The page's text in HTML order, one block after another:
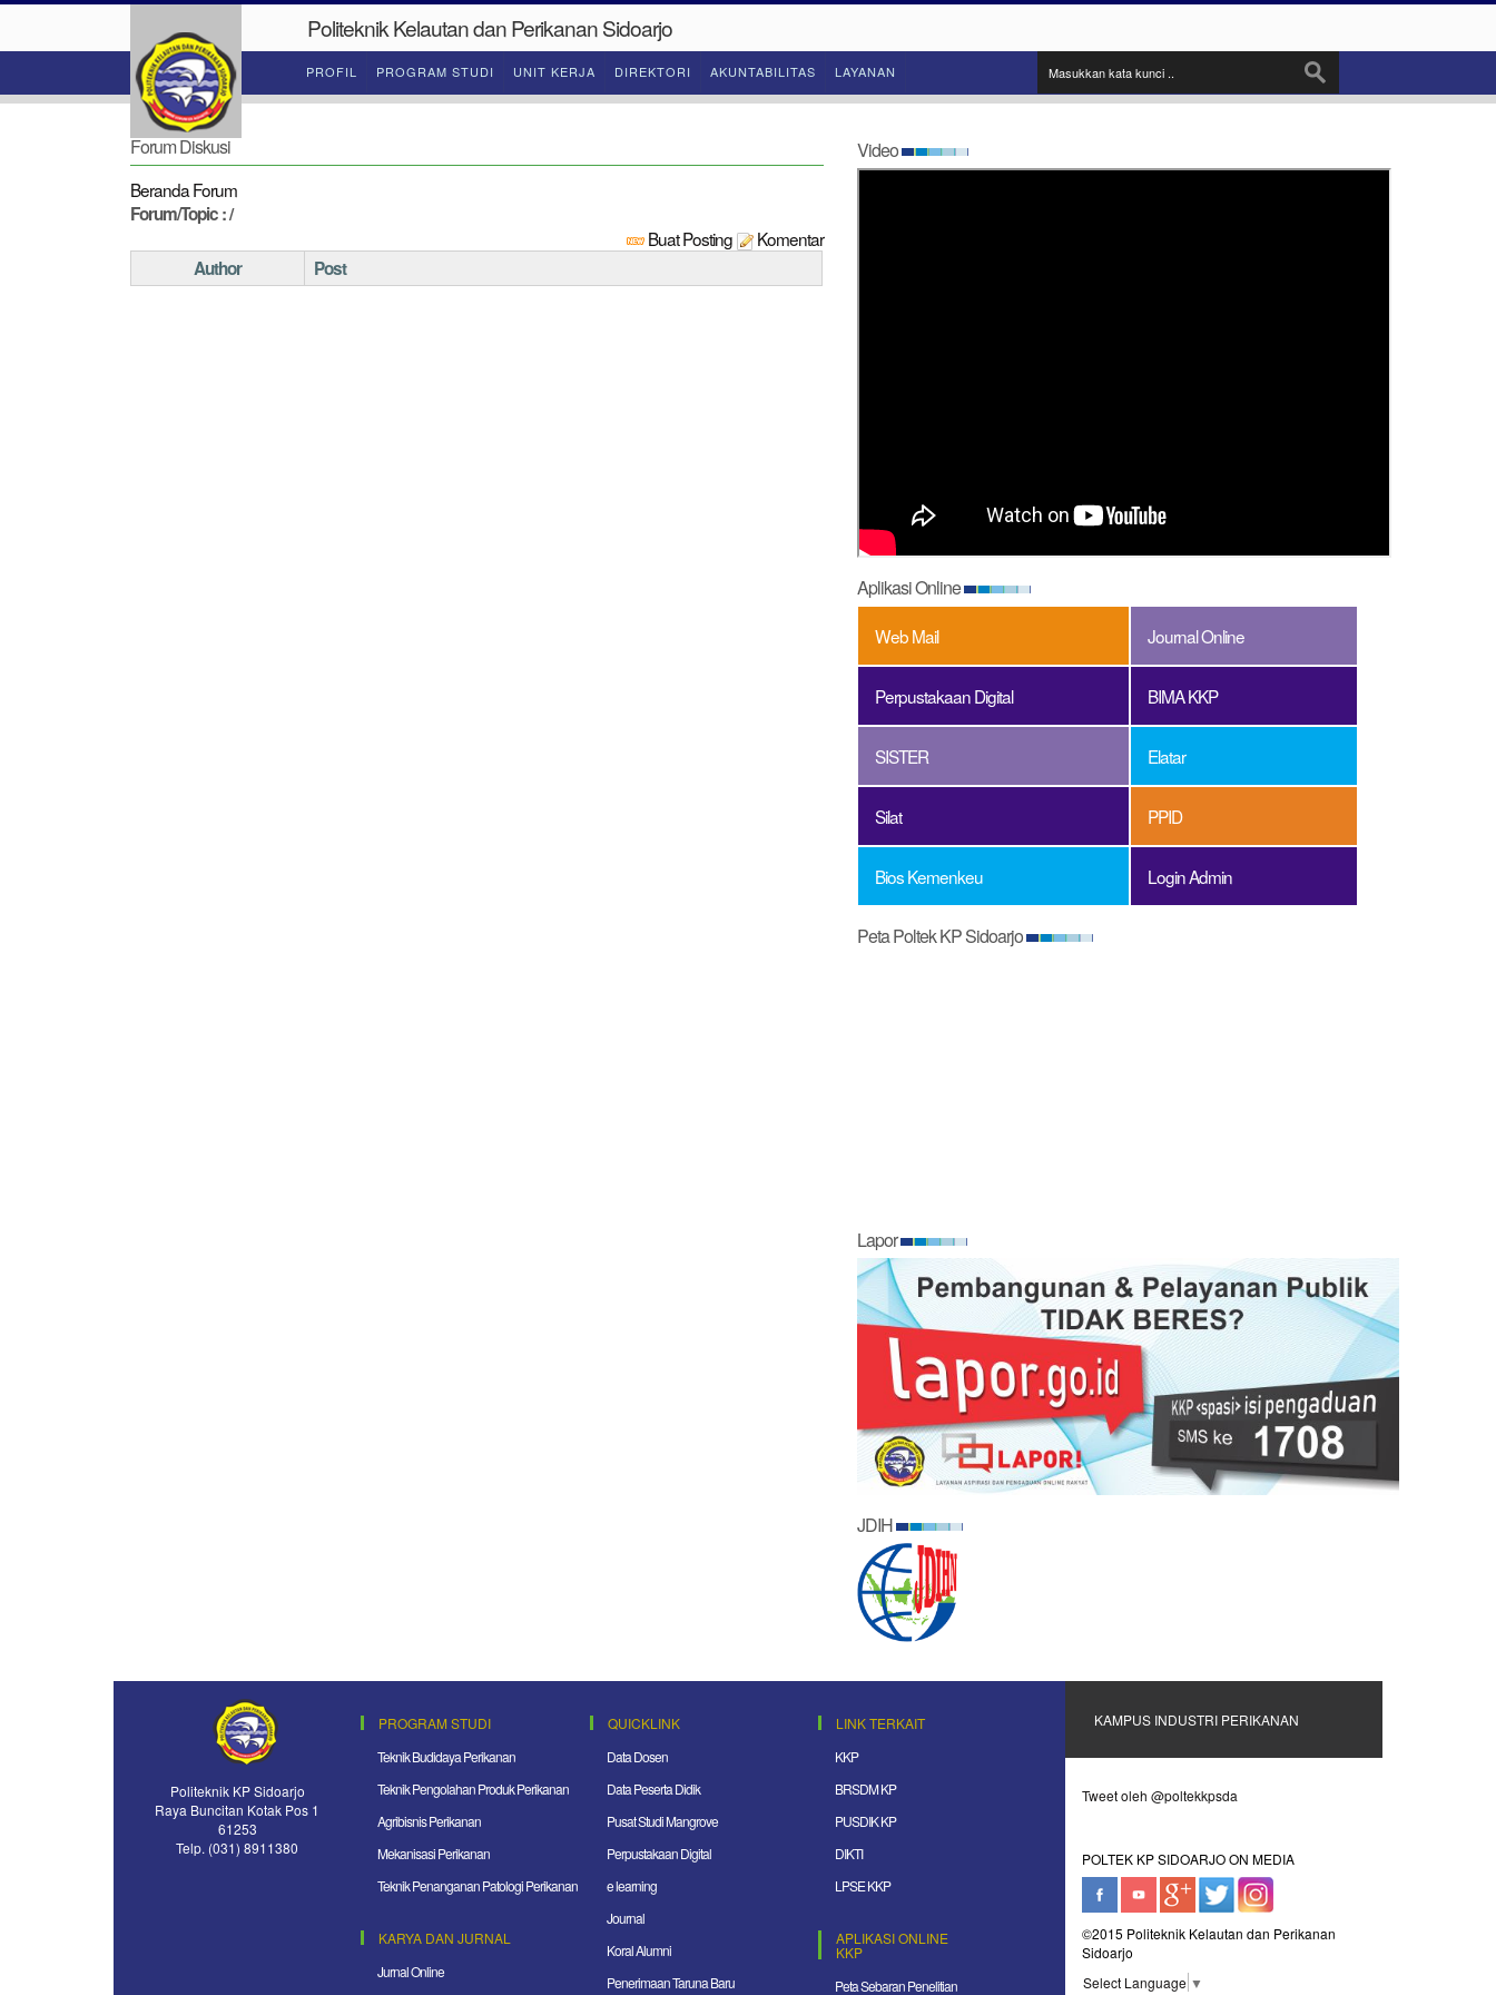
Politeknik Kelautan dan Perikanan Sidoarjo
PROFIL PROGRAM STUDI UNIT KERJA DIREKTORI AKUNTABILITAS LAYANAN
Forum Diskusi
Beranda Forum
Forum/Topic :/
Buat Posting
Komentar
Author
Post
Video
Aplikasi Online
Web Mail Journal Online
Perpustakaan Digital BIMA KKP
SISTER Elatar
Silat PPID
Bios Kemenkeu Login Admin
Peta Poltek KP Sidoarjo
Lapor
JDIH
KAMPUS INDUSTRI PERIKANAN
Tweet oleh @poltekkpsda
POLTEK KP SIDOARJO ON MEDIA
©2015 Politeknik Kelautan dan Perikanan
Sidoarjo
Select Language ▼
Politeknik KP Sidoarjo
Raya Buncitan Kotak Pos 1
61253
Telp. (031) 8911380
PROGRAM STUDI
Teknik Budidaya Perikanan
Teknik Pengolahan Produk Perikanan
Agribisnis Perikanan
Mekanisasi Perikanan
Teknik Penanganan Patologi Perikanan
KARYA DAN JURNAL
Jurnal Online
QUICKLINK
Data Dosen
Data Peserta Didik
Pusat Studi Mangrove
Perpustakaan Digital
e learning
Journal
Koral Alumni
Penerimaan Taruna Baru
LINK TERKAIT
KKP
BRSDM KP
PUSDIK KP
DIKTI
LPSE KKP
APLIKASI ONLINE
KKP
Peta Sebaran Penelitian